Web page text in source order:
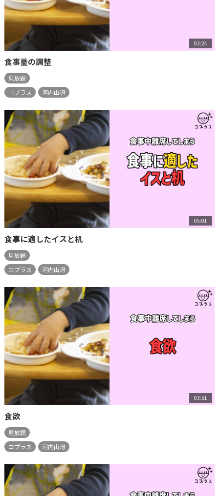
03:24
食事量の調整
見放題
コプラス
河内山冴
05:01
食事に適したイスと机
見放題
コプラス
河内山冴
03:51
食欲
見放題
コプラス
河内山冴